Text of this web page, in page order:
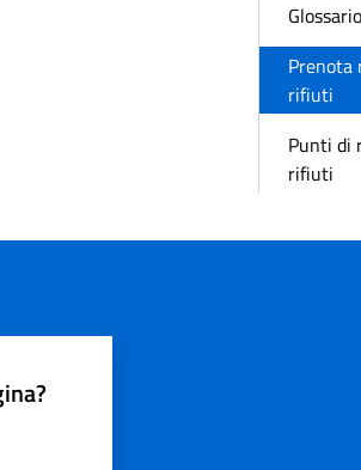
rifiuti
Punti di
rifiuti